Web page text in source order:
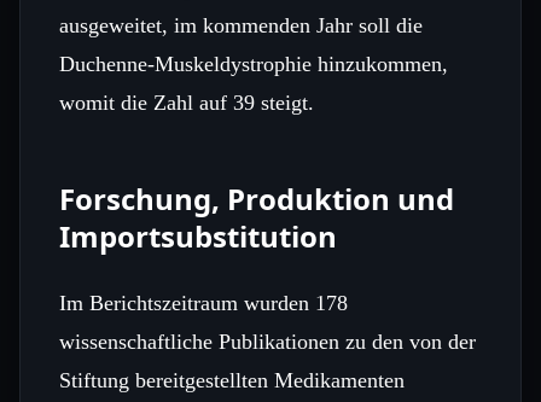
ausgeweitet, im kommenden Jahr soll die
Duchenne‑Muskeldystrophie hinzukommen,
womit die Zahl auf 39 steigt.
Forschung, Produktion und
Importsubstitution
Im Berichtszeitraum wurden 178
wissenschaftliche Publikationen zu den von der
Stiftung bereitgestellten Medikamenten